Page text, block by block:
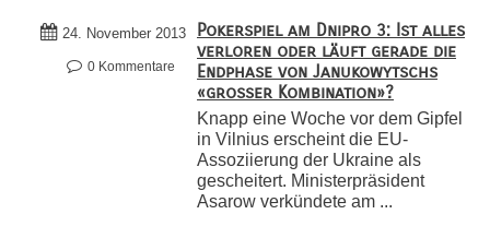
24. November 2013
0 Kommentare
Pokerspiel am Dnipro 3: Ist alles
verloren oder läuft gerade die
Endphase von Janukowytschs
«großer Kombination»?
Knapp eine Woche vor dem Gipfel
in Vilnius erscheint die EU-
Assoziierung der Ukraine als
gescheitert. Ministerpräsident
Asarow verkündete am ...